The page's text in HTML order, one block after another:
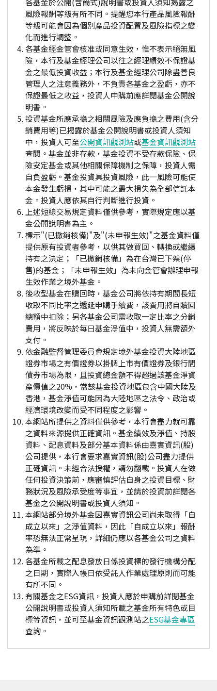
風險報酬等級有所不同。提醒您本行產品風險報酬
等級可能會因為個別產品投資配置及風險指標之變
化而進行調整。
各基金經金管會核准或同意生效，惟不表示絕無風
險，本行及基金經理公司以往之經理績效不保證基
金之最低投資收益；本行及基金經理公司除盡善良
管理人之注意義務外，不負責各基金之盈虧，亦不
保證最低之收益，投資人申購前應詳閱基金公開說
明書。
投資基金所應承擔之相關風險及應負擔之費用(含分
銷費用等)已揭露於基金公開說明書或投資人須知
中，投資人可至公開資訊觀測站或基金資訊觀測站
查閱。基金並非存款，基金投資不受存款保險、保
險安定基金或其他相關保障機制之保障，投資人需
自負盈虧。基金投資具投資風險，此一風險可能使
本金發生虧損，其中可能之最大損失為全部信託本
金。投資人應依其自行判斷進行投資。
上述短線交易規定資料僅供參考，實際規定應以基
金公開說明書為主。
標示"(已撤銷核備)"及"(未申報生效)"之基金資料僅
提供原有投資者參考，以供其做買回、轉換或繼續
持有之決定；「已撤銷核備」為在台灣已下架(停
售)的基金；「未申報生效」為未向金管會辦理申報
生效作業之境外基金。
後收型基金在贖回時，基金公司將依持有期間長短
收取不同比率之遞延申購手續費，該費用將自贖回
總額中扣除；另各基金公司需收取一定比率之分銷
費用，將反映於每日基金淨值中，投資人無需額外
支付。
依金融監督管理委員會規定境外基金投資大陸地區
證券市場之有價證券以掛牌上市有價證券及銀行間
債券市場為限，且投資總金額不得超過該基金淨資
產價值之20%，當該基金投資地區包含中國大陸及
香港，基金淨值可能因為大陸地區之法令、政治或
經濟環境改變而受不同程度之影響。
本網站所提供之資料僅供參考，本行會盡力就可靠
之資料來源提供正確資訊。基金績效及淨值、持股
資料、配息資料及部分基本資料係由嘉實資訊(股)
公司提供，本行會要求嘉實資訊(股)公司盡力提供
正確資訊。未經合法授權，請勿翻載。投資人在做
任何投資決策前，應審慎評估自身之投資目標、財
務狀況及風險承受度等事宜，並請於投資前詳閱各
基金之公開說明書或投資人須知。
本網站部分境外基金因嘉實資訊公司尚未取得「自
成立以來」之淨值資料，因此「自成立以來」報酬
率恐無法正常呈現，詳細仍應以各基金公司之資料
為準。
各基金所載之配息發放日係投資標的發行機構分配
之日期，實際入帳日依受託人作業處理原則而可能
有所不同。
有關基金之ESG資訊，投資人應於申購前詳閱基金
公開說明書或投資人須知所載之基金所有特色或目
標等資訊，並可至基金資訊觀測站之ESG基金專區
查詢。